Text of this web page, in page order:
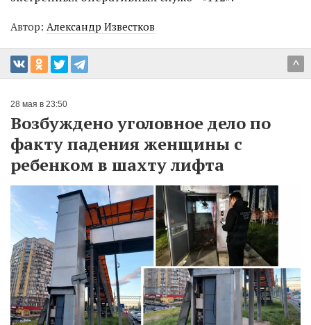
Автор: Александр Известков
^
28 мая в 23:50
Возбуждено уголовное дело по
факту падения женщины с
ребенком в шахту лифта